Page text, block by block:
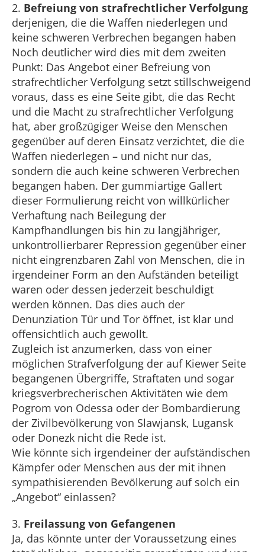
2. Befreiung von strafrechtlicher Verfolgung
derjenigen, die die Waffen niederlegen und
keine schweren Verbrechen begangen haben
Noch deutlicher wird dies mit dem zweiten
Punkt: Das Angebot einer Befreiung von
strafrechtlicher Verfolgung setzt stillschweigend
voraus, dass es eine Seite gibt, die das Recht
und die Macht zu strafrechtlicher Verfolgung
hat, aber großzügiger Weise den Menschen
gegenüber auf deren Einsatz verzichtet, die die
Waffen niederlegen – und nicht nur das,
sondern die auch keine schweren Verbrechen
begangen haben. Der gummiartige Gallert
dieser Formulierung reicht von willkürlicher
Verhaftung nach Beilegung der
Kampfhandlungen bis hin zu langjähriger,
unkontrollierbarer Repression gegenüber einer
nicht eingrenzbaren Zahl von Menschen, die in
irgendeiner Form an den Aufständen beteiligt
waren oder dessen jederzeit beschuldigt
werden können. Das dies auch der
Denunziation Tür und Tor öffnet, ist klar und
offensichtlich auch gewollt.
Zugleich ist anzumerken, dass von einer
möglichen Strafverfolgung der auf Kiewer Seite
begangenen Übergriffe, Straftaten und sogar
kriegsverbrecherischen Aktivitäten wie dem
Pogrom von Odessa oder der Bombardierung
der Zivilbevölkerung von Slawjansk, Lugansk
oder Donezk nicht die Rede ist.
Wie könnte sich irgendeiner der aufständischen
Kämpfer oder Menschen aus der mit ihnen
sympathisierenden Bevölkerung auf solch ein
„Angebot“ einlassen?
3. Freilassung von Gefangenen
Ja, das könnte unter der Voraussetzung eines